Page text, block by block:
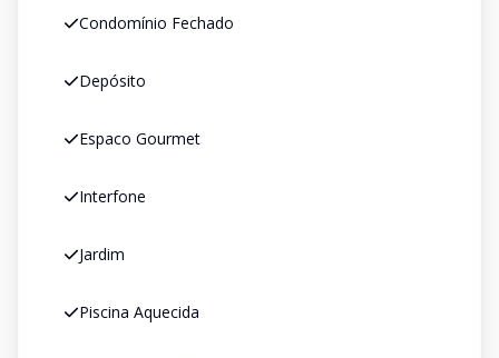
Condomínio Fechado
Depósito
Espaco Gourmet
Interfone
Jardim
Piscina Aquecida